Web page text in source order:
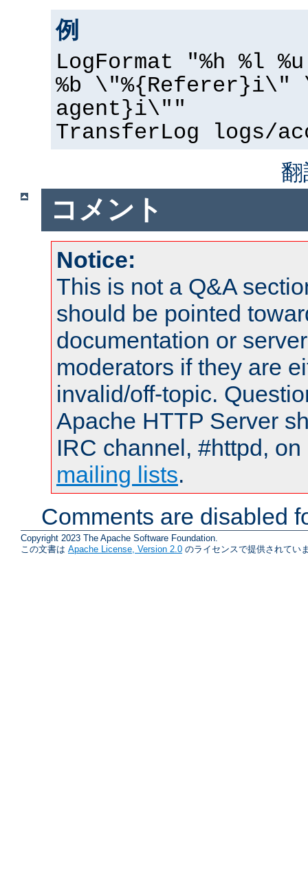
例
LogFormat "%h %l
%b \"%{Referer}i\"
agent}i\""
TransferLog logs/
コメント
Notice:
This is not a Q&A
should be pointed
documentation or
moderators if they are
invalid/off-topic.
Apache HTTP Server
IRC channel, #httpd,
mailing lists.
Comments are disabled
Copyright 2023 The Apache Software Foundation.
この文書は Apache License, Version 2.0 のライセンスで提供されてい